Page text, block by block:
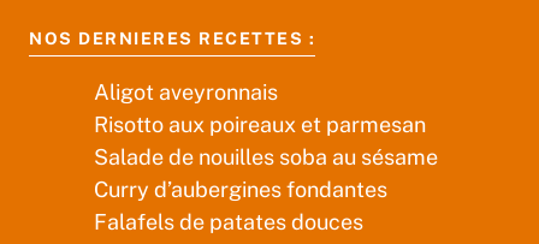
NOS DERNIERES RECETTES :
Aligot aveyronnais
Risotto aux poireaux et parmesan
Salade de nouilles soba au sésame
Curry d’aubergines fondantes
Falafels de patates douces